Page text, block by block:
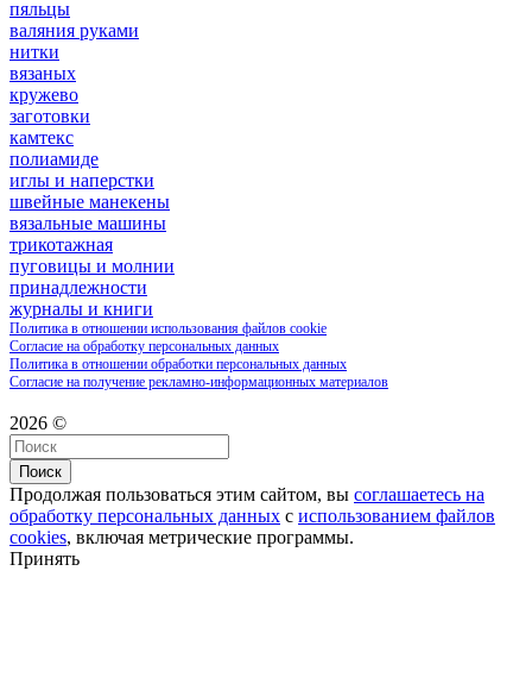
пяльцы
валяния руками
нитки
вязаных
кружево
заготовки
камтекс
полиамиде
иглы и наперстки
швейные манекены
вязальные машины
трикотажная
пуговицы и молнии
принадлежности
журналы и книги
Политика в отношении использования файлов cookie
Согласие на обработку персональных данных
Политика в отношении обработки персональных данных
Согласие на получение рекламно-информационных материалов
2026 ©
Поиск
Продолжая пользоваться этим сайтом, вы соглашаетесь на
обработку персональных данных с использованием файлов
cookies, включая метрические программы.
Принять